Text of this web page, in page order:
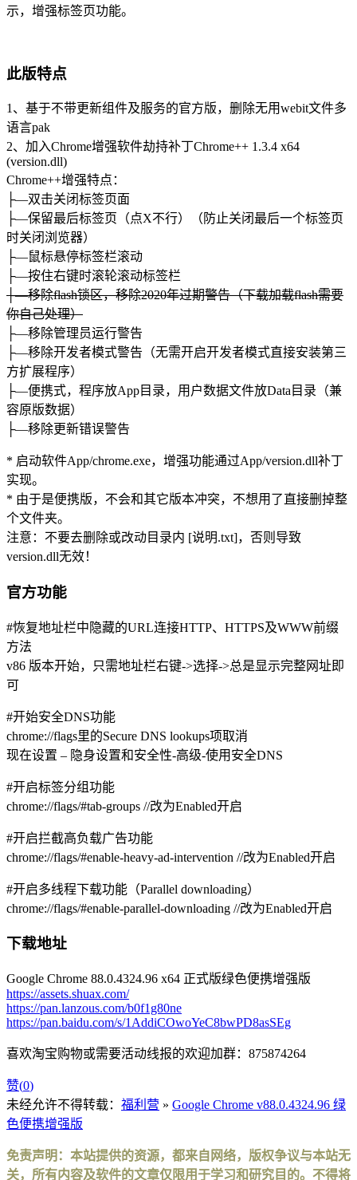
示，增强标签页功能。
此版特点
1、基于不带更新组件及服务的官方版，删除无用webit文件多
语言pak
2、加入Chrome增强软件劫持补丁Chrome++ 1.3.4 x64
(version.dll)
Chrome++增强特点：
├—双击关闭标签页面
├—保留最后标签页（点X不行）（防止关闭最后一个标签页
时关闭浏览器）
├—鼠标悬停标签栏滚动
├—按住右键时滚轮滚动标签栏
├—移除flash锁区，移除2020年过期警告（下载加载flash需要
你自己处理）
├—移除管理员运行警告
├—移除开发者模式警告（无需开启开发者模式直接安装第三
方扩展程序）
├—便携式，程序放App目录，用户数据文件放Data目录（兼
容原版数据）
├—移除更新错误警告
* 启动软件App/chrome.exe，增强功能通过App/version.dll补丁
实现。
* 由于是便携版，不会和其它版本冲突，不想用了直接删掉整
个文件夹。
注意：不要去删除或改动目录内 [说明.txt]，否则导致
version.dll无效！
官方功能
#恢复地址栏中隐藏的URL连接HTTP、HTTPS及WWW前缀
方法
v86 版本开始，只需地址栏右键->选择->总是显示完整网址即
可
#开始安全DNS功能
chrome://flags里的Secure DNS lookups项取消
现在设置 – 隐身设置和安全性-高级-使用安全DNS
#开启标签分组功能
chrome://flags/#tab-groups //改为Enabled开启
#开启拦截高负载广告功能
chrome://flags/#enable-heavy-ad-intervention //改为Enabled开启
#开启多线程下载功能（Parallel downloading）
chrome://flags/#enable-parallel-downloading //改为Enabled开启
下载地址
Google Chrome 88.0.4324.96 x64 正式版绿色便携增强版
https://assets.shuax.com/
https://pan.lanzous.com/b0f1g80ne
https://pan.baidu.com/s/1AddiCOwoYeC8bwPD8asSEg
喜欢淘宝购物或需要活动线报的欢迎加群：875874264
赞(0)
未经允许不得转载： 福利营 » Google Chrome v88.0.4324.96 绿
色便携增强版
免责声明：本站提供的资源，都来自网络，版权争议与本站无
关，所有内容及软件的文章仅限用于学习和研究目的。不得将